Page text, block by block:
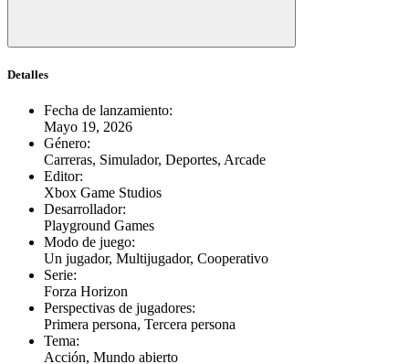
Detalles
Fecha de lanzamiento:
Mayo 19, 2026
Género:
Carreras, Simulador, Deportes, Arcade
Editor:
Xbox Game Studios
Desarrollador:
Playground Games
Modo de juego:
Un jugador, Multijugador, Cooperativo
Serie:
Forza Horizon
Perspectivas de jugadores:
Primera persona, Tercera persona
Tema:
Acción, Mundo abierto